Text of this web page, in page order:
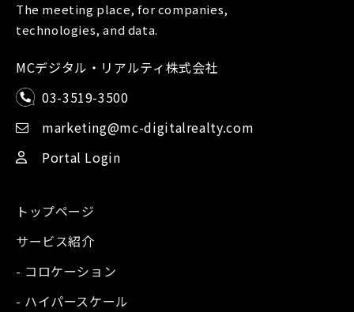
The meeting place, for companies,
technologies, and data.
MCデジタル・リアルティ株式会社
03-3519-3500
marketing@mc-digitalrealty.com
Portal Login
トップページ
サービス紹介
- コロケーション
- ハイパースケール